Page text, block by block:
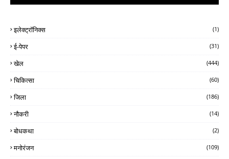
इलेक्ट्रॉनिक्स (1)
ई-पेपर (31)
खेल (444)
चिकित्सा (60)
जिला (186)
नौकरी (14)
बोधकथा (2)
मनोरंजन (109)